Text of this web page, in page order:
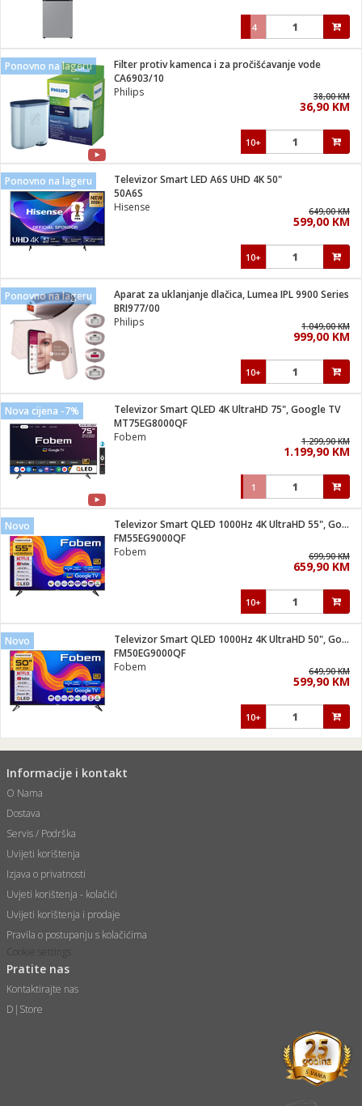
4
Ponovno na lageru
Filter protiv kamenca i za pročišćavanje vode
CA6903/10
Philips
38,00 KM
36,90 KM
10+
Ponovno na lageru
Televizor Smart LED A6S UHD 4K 50"
50A6S
Hisense
649,00 KM
599,00 KM
10+
Ponovno na lageru
Aparat za uklanjanje dlačica, Lumea IPL 9900 Series
BRI977/00
Philips
1.049,00 KM
999,00 KM
10+
Nova cijena -7%
Televizor Smart QLED 4K UltraHD 75", Google TV
MT75EG8000QF
Fobem
1.299,90 KM
1.199,90 KM
1
Novo
Televizor Smart QLED 1000Hz 4K UltraHD 55", Google TV
FM55EG9000QF
Fobem
699,90 KM
659,90 KM
10+
Novo
Televizor Smart QLED 1000Hz 4K UltraHD 50", Google TV
FM50EG9000QF
Fobem
649,90 KM
599,90 KM
10+
Informacije i kontakt
O Nama
Dostava
Servis / Podrška
Uvijeti korištenja
Izjava o privatnosti
Uvjeti korištenja - kolačići
Uvijeti korištenja i prodaje
Pravila o postupanju s kolačićima
Cookie settings
Pratite nas
Kontaktirajte nas
D|Store